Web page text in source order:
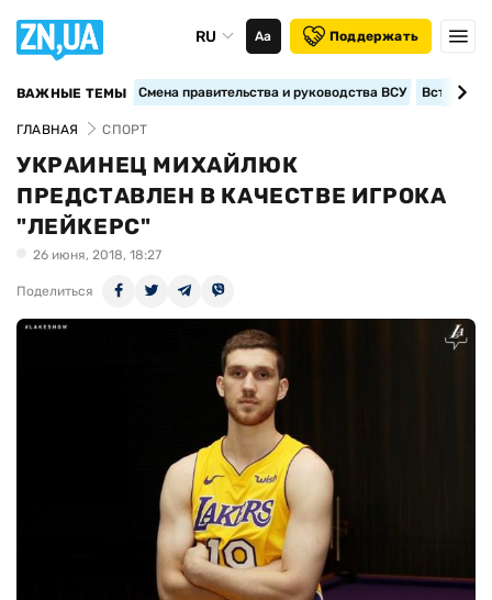
RU Аа Поддержать
ВАЖНЫЕ ТЕМЫ Смена правительства и руководства ВСУ
ГЛАВНАЯ СПОРТ
УКРАИНЕЦ МИХАЙЛЮК
ПРЕДСТАВЛЕН В КАЧЕСТВЕ ИГРОКА
"ЛЕЙКЕРС"
26 июня, 2018, 18:27
Поделиться